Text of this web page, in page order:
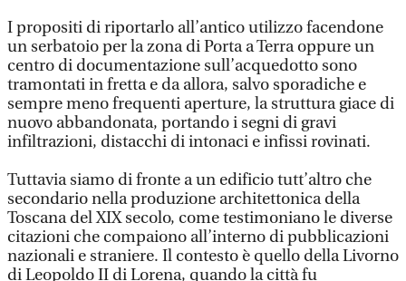
I propositi di riportarlo all’antico utilizzo facendone
un serbatoio per la zona di Porta a Terra oppure un
centro di documentazione sull’acquedotto sono
tramontati in fretta e da allora, salvo sporadiche e
sempre meno frequenti aperture, la struttura giace di
nuovo abbandonata, portando i segni di gravi
infiltrazioni, distacchi di intonaci e infissi rovinati.
Tuttavia siamo di fronte a un edificio tutt’altro che
secondario nella produzione architettonica della
Toscana del XIX secolo, come testimoniano le diverse
citazioni che compaiono all’interno di pubblicazioni
nazionali e straniere. Il contesto è quello della Livorno
di Leopoldo II di Lorena, quando la città fu